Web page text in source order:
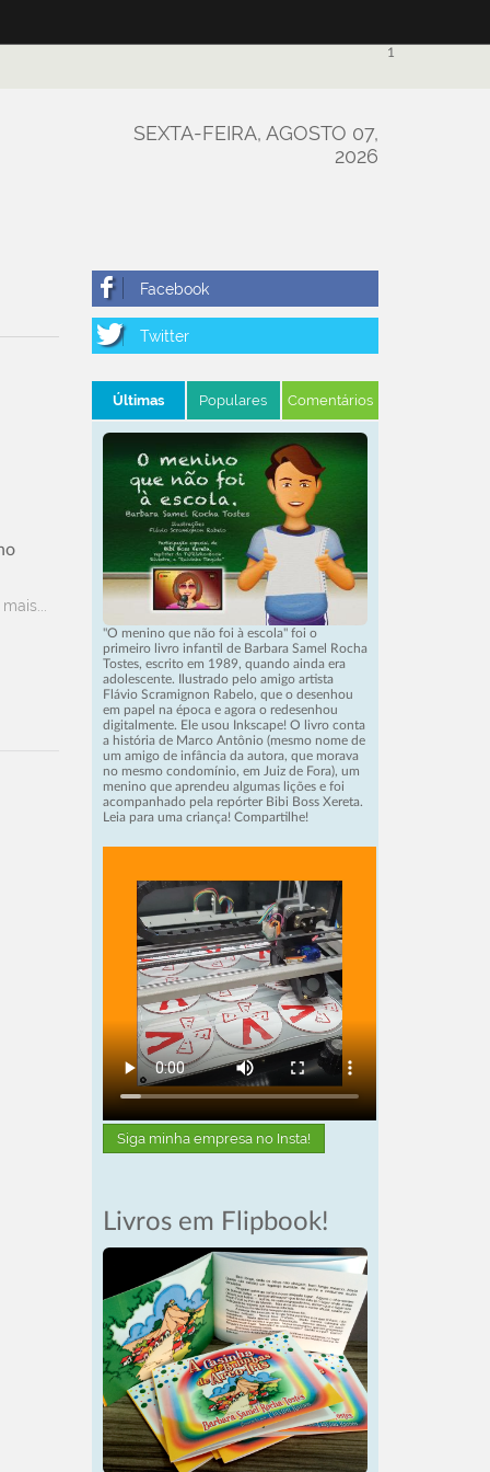
1
SEXTA-FEIRA, AGOSTO 07,
2026
Últimas Populares Comentários
"O menino que não foi à escola" foi o
primeiro livro infantil de Barbara Samel Rocha
Tostes, escrito em 1989, quando ainda era
adolescente. Ilustrado pelo amigo artista
Flávio Scramignon Rabelo, que o desenhou
em papel na época e agora o redesenhou
digitalmente. Ele usou Inkscape! O livro conta
a história de Marco Antônio (mesmo nome de
um amigo de infância da autora, que morava
no mesmo condomínio, em Juiz de Fora), um
menino que aprendeu algumas lições e foi
acompanhado pela repórter Bibi Boss Xereta.
Leia para uma criança! Compartilhe!
Siga minha empresa no Insta!
Livros em Flipbook!